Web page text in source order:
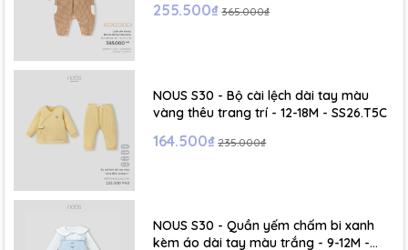
- NB : Dưới 6 kg
- Size S: 0-6 tháng
- Size M : 6-12 tháng
- Size L : 12-24 tháng
- Size XL :2- 6 tuổi
255.500₫ 365.000₫
NOUS S30 - Bộ cài lệch dài tay màu
vàng thêu trang trí - 12-18M - SS26.T5C
164.500₫ 235.000₫
NOUS S30 - Quần yếm chấm bi xanh
kèm áo dài tay màu trắng - 9-12M -